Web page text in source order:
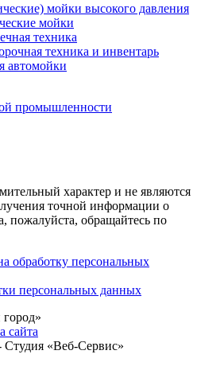
мойки высокого давления
мойки
техника
техника и инвентарь
автомойки
промышленности
характер и не являются
точной информации о
пожалуйста, обращайтесь по
обработку персональных
персональных данных
сайта
Студия «Веб-Cервис»